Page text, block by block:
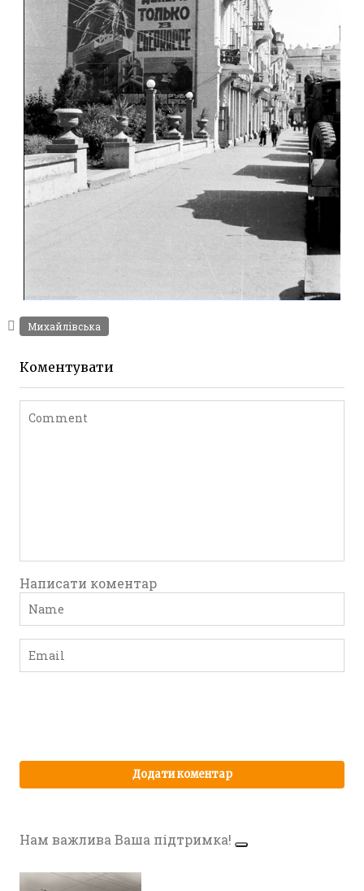
ЖИТОМИР МИХАЙЛІВСЬКА 1942-1943
Михайлівська
Коментувати
Написати коментар
Нам важлива Ваша підтримка!